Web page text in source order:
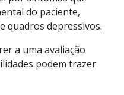
do paciente,
quadros depressivos.
a uma avaliação
podem trazer